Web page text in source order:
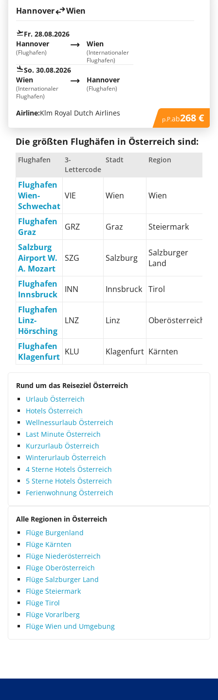
Hannover Wien
Fr. 28.08.2026
Hannover
(Flughafen)
Wien
(Internationaler
Flughafen)
So. 30.08.2026
Hannover
(Flughafen)
Wien
(Internationaler
Flughafen)
Airline:Klm Royal Dutch Airlines
p.P.ab268 €
Die größten Flughäfen in Österreich sind:
Flughafen
3-
Lettercode
Stadt Region
Flughafen
Wien-
Schwechat
VIE Wien Wien
Flughafen
Graz
GRZ Graz
Steiermark
Salzburg
Airport W.
A. Mozart
SZG Salzburg
Salzburger
Land
Flughafen
Innsbruck
INN Innsbruck Tirol
Flughafen
Linz-
Hörsching
LNZ Linz Oberösterreich
Flughafen
Klagenfurt KLU Klagenfurt Kärnten
Rund um das Reiseziel Österreich
Urlaub Österreich
Hotels Österreich
Wellnessurlaub Österreich
Last Minute Österreich
Kurzurlaub Österreich
Winterurlaub Österreich
4 Sterne Hotels Österreich
5 Sterne Hotels Österreich
Ferienwohnung Österreich
Alle Regionen in Österreich
Flüge Burgenland
Flüge Kärnten
Flüge Niederösterreich
Flüge Oberösterreich
Flüge Salzburger Land
Flüge Steiermark
Flüge Tirol
Flüge Vorarlberg
Flüge Wien und Umgebung